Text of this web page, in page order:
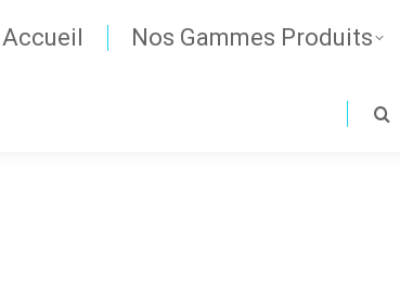
Accueil Nos Gammes Produits